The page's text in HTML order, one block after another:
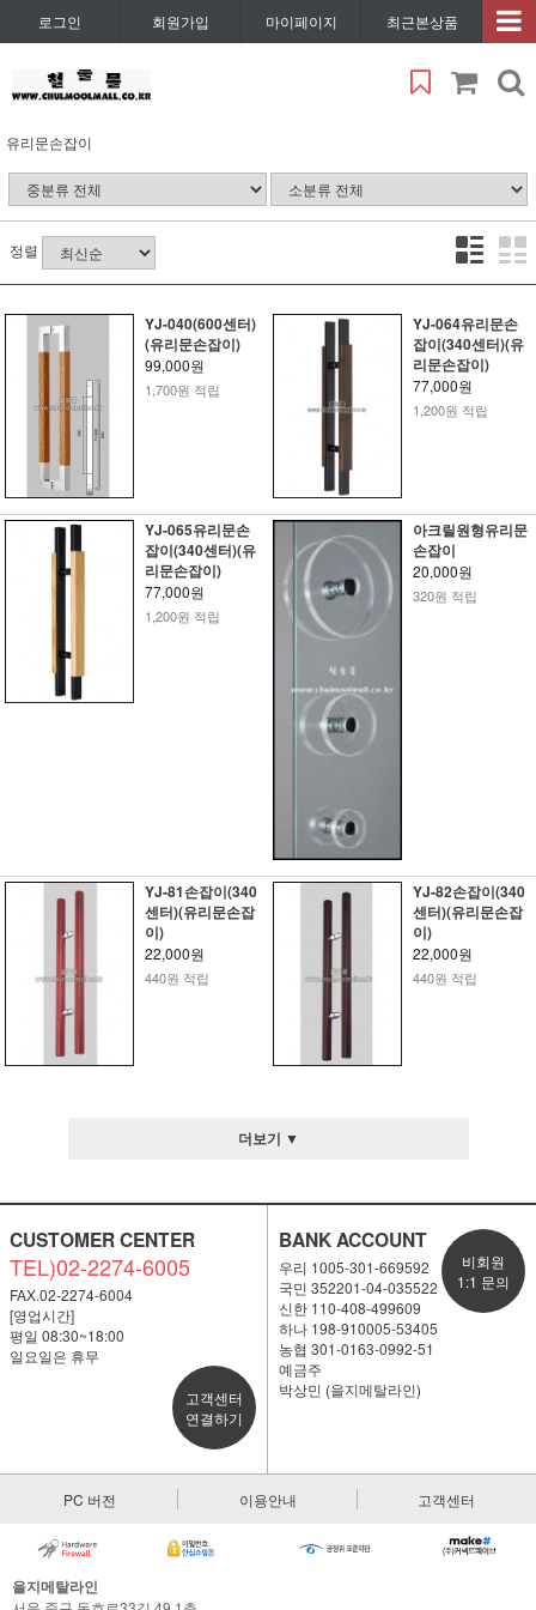
로그인 회원가입 마이페이지 최근본상품
유리문손잡이
정렬
YJ-040(600센터)
(유리문손잡이)
99,000원
1,700원 적립
YJ-064유리문손
잡이(340센터)(유
리문손잡이)
77,000원
1,200원 적립
YJ-065유리문손
잡이(340센터)(유
리문손잡이)
77,000원
1,200원 적립
아크릴원형유리문
손잡이
20,000원
320원 적립
YJ-81손잡이(340
센터)(유리문손잡
이)
22,000원
440원 적립
YJ-82손잡이(340
센터)(유리문손잡
이)
22,000원
440원 적립
더보기 ▼
CUSTOMER CENTER
TEL)02-2274-6005
FAX.02-2274-6004
[영업시간]
평일 08:30~18:00
일요일은 휴무
고객센터
연결하기
BANK ACCOUNT
우리 1005-301-669592
국민 352201-04-035522
신한 110-408-499609
하나 198-910005-53405
농협 301-0163-0992-51
예금주
박상민 (을지메탈라인)
비회원
1:1 문의
PC 버전 이용안내 고객센터
을지메탈라인